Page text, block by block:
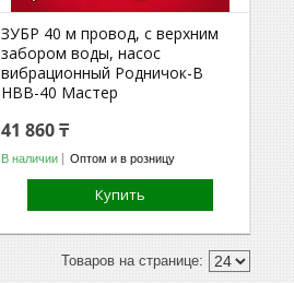
ЗУБР 40 м провод, с верхним
забором воды, насос
вибрационный Родничок-В
НВВ-40 Мастер
41 860 ₸
В наличии Оптом и в розницу
Купить